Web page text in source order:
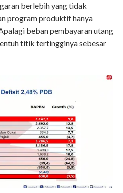
berlebih yang tidak
program produktif hanya
beban pembayaran utang
titik tertingginya sebesar